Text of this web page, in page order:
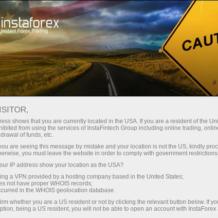
InstaForex билан сиз ҳақиқатан
эга бўласиз: 1:5000 гача кредит
елкаси, бозордаги энг яхши
спред ва комиссиялардан бири,
шунингдек акциялар ва
индекслар билан савдо қилиш
учун қулай шартлар.
Кичик
Ҳар бир депозит учун
30% бонус
Савдода
ва трассада тезлик
shows that you are currently located in the USA. If you are a resident of the
from using the services of InstaFintech Group including online trading,
of funds, etc.
are seeing this message by mistake and your location is not the US, kindly
you must leave the website in order to comply with government
IP address show your location as the USA?
a VPN provided by a hosting company based in the United States;
not have proper WHOIS records;
in the WHOIS geolocation database.
whether you are a US resident or not by clicking the relevant button below. If
being a US resident, you will not be able to open an account with InstaForex